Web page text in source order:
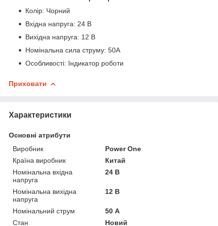
Колір: Чорний
Вхідна напруга: 24 В
Вихідна напруга: 12 В
Номінальна сила струму: 50A
Особливості: Індикатор роботи
Приховати
Характеристики
Основні атрибути
Виробник
Power One
Країна виробник
Китай
Номінальна вхідна
напруга
24 В
Номінальна вихідна
напруга
12 В
Номінальний струм
50 А
Стан
Новий